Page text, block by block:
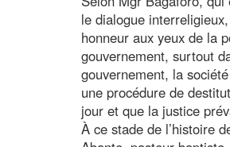
le dialogue
honneur aux yeux de la
gouvernement, surtout
gouvernement, la
une procédure de
jour et que la justice
À ce stade de l’histoire